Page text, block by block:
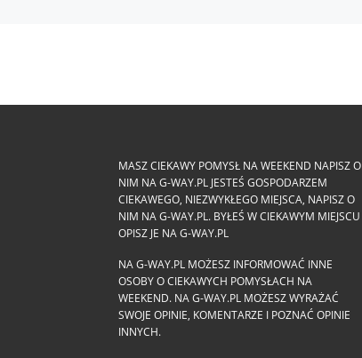
MASZ CIEKAWY POMYSŁ NA WEEKEND NAPISZ O
NIM NA G-WAY.PL JESTEŚ GOSPODARZEM
CIEKAWEGO, NIEZWYKŁEGO MIEJSCA, NAPISZ O
NIM NA G-WAY.PL. BYŁEŚ W CIEKAWYM MIEJSCU
OPISZ JE NA G-WAY.PL
NA G-WAY.PL MOŻESZ INFORMOWAĆ INNE
OSOBY O CIEKAWYCH POMYSŁACH NA
WEEKEND. NA G-WAY.PL MOŻESZ WYRAŻAĆ
SWOJE OPINIE, KOMENTARZE I POZNAĆ OPINIE
INNYCH.